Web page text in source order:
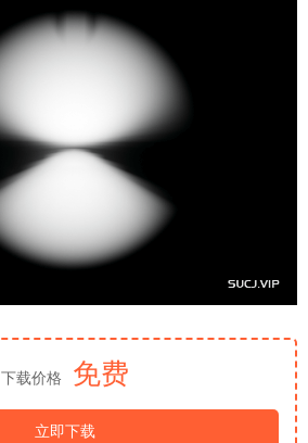
下载价格 免费
立即下载